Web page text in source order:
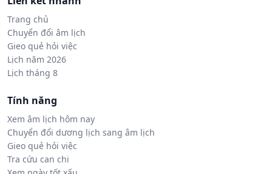
Trang chủ
Chuyển đổi âm lịch
Gieo quẻ hỏi việc
Lịch năm 2026
Lịch tháng 8
Tính năng
Xem âm lịch hôm nay
Chuyển đổi dương lịch sang âm lịch
Gieo quẻ hỏi việc
Tra cứu can chi